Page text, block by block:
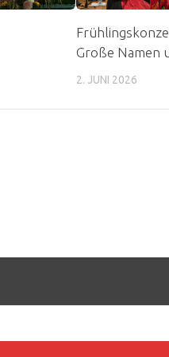
Große Namen
2. JUNI 2026